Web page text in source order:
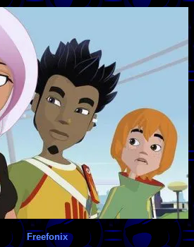
Freefonix